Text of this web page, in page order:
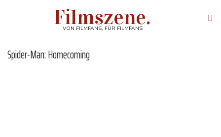
Filmszene.
VON FILMFANS, FÜR FILMFANS
Spider-Man: Homecoming